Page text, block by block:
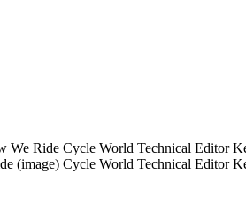
Ride Cycle World Technical Editor
(image) Cycle World Technical Editor